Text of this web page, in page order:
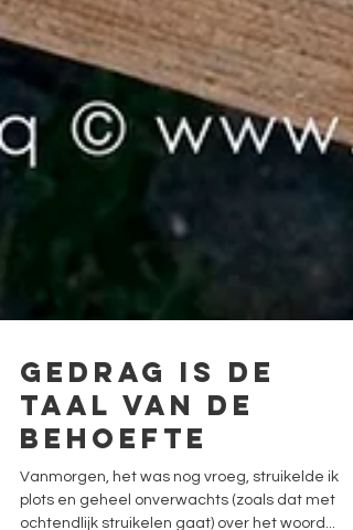
Gedrag is de
taal van de
behoefte